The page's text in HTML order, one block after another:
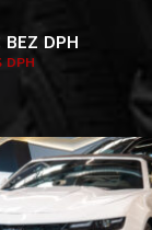
DPH
BEZ DPH